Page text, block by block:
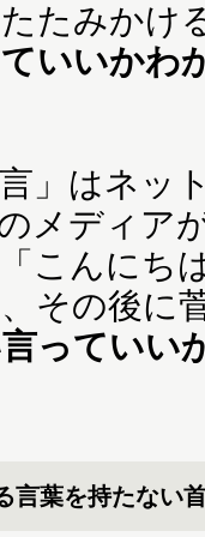
たみかけ
いいかわ
」はネッ
メディア
こんにち
その後に
っていい
言葉を持たない